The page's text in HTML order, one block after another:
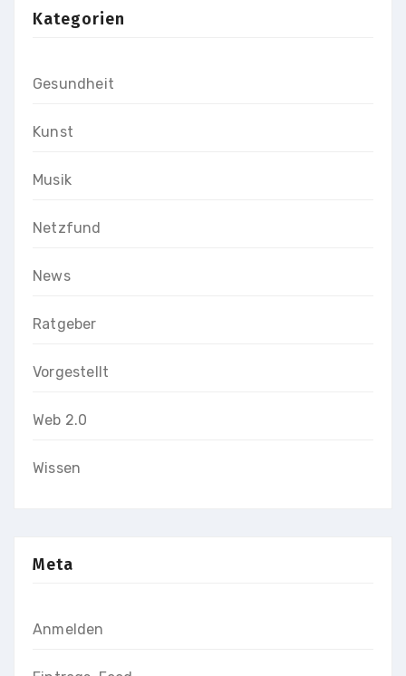
Kategorien
Gesundheit
Kunst
Musik
Netzfund
News
Ratgeber
Vorgestellt
Web 2.0
Wissen
Meta
Anmelden